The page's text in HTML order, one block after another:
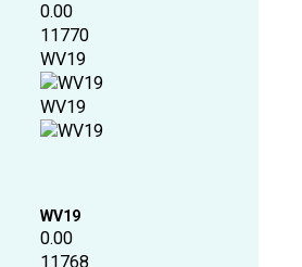
0.00
11770
WV19
WV19
WV19
0.00
11768